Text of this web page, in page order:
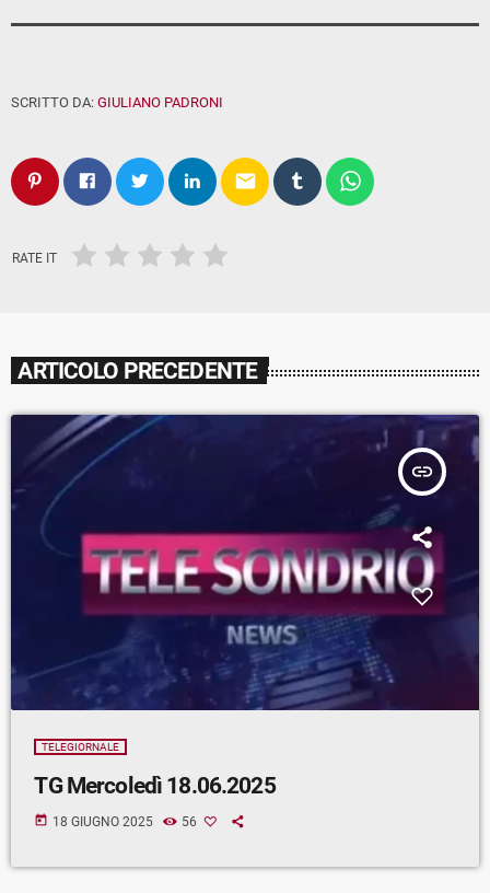
SCRITTO DA: GIULIANO PADRONI
email
RATE IT
ARTICOLO PRECEDENTE
insert_link
TELEGIORNALE
TG Mercoledì 18.06.2025
today 18 GIUGNO 2025 56